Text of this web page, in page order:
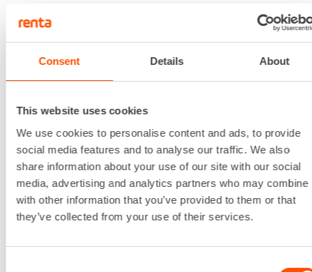
Consent Details About
This website uses cookies
We use cookies to personalise content and ads, to provide
social media features and to analyse our traffic. We also
share information about your use of our site with our social
media, advertising and analytics partners who may combine
with other information that you’ve provided to them or that
they’ve collected from your use of their services.
2.3 Henkilöstön osaamista koskevat
vaatimukset
Työntekijöillä tulee olla riittävä
kelpoisuudet kyseisen työn turvalliseksi
suorittamiseksi.
Toimittajan tulee pitää luetteloa henkilöistä,
joilla on Valtioneuvoston asetuksen
työvälineiden turvallisesta käytöstä ja
tarkastamisesta 12.6.2008/403 mukaiset
Trukin käyttämiseen